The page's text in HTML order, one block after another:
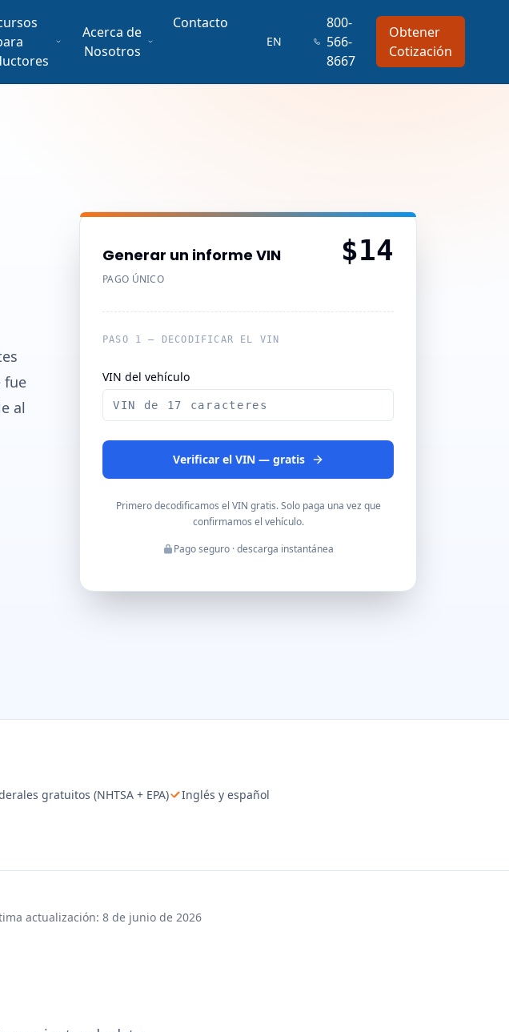
Acerca de
Nosotros
Contacto
EN
800-
566-
8667
Obtener
Cotización
fue
al
Generar un informe VIN
PAGO ÚNICO
$14
PASO 1 — DECODIFICAR EL VIN
VIN del vehículo
Verificar el VIN — gratis
Primero decodificamos el VIN gratis. Solo paga una vez que
confirmamos el vehículo.
Pago seguro · descarga instantánea
gratuitos (NHTSA + EPA) Inglés y español
actualización: 8 de junio de 2026